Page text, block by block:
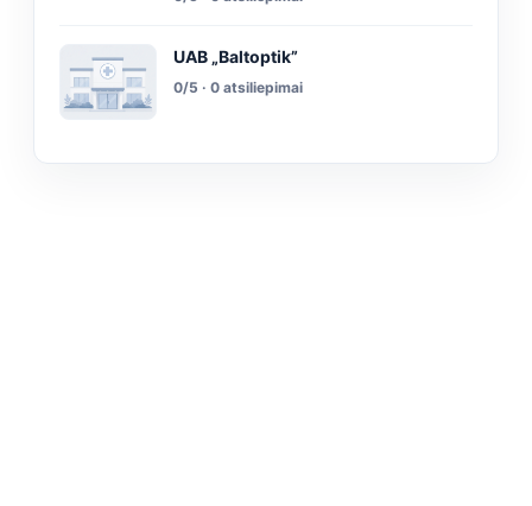
UAB „Baltoptik”
0/5 · 0 atsiliepimai